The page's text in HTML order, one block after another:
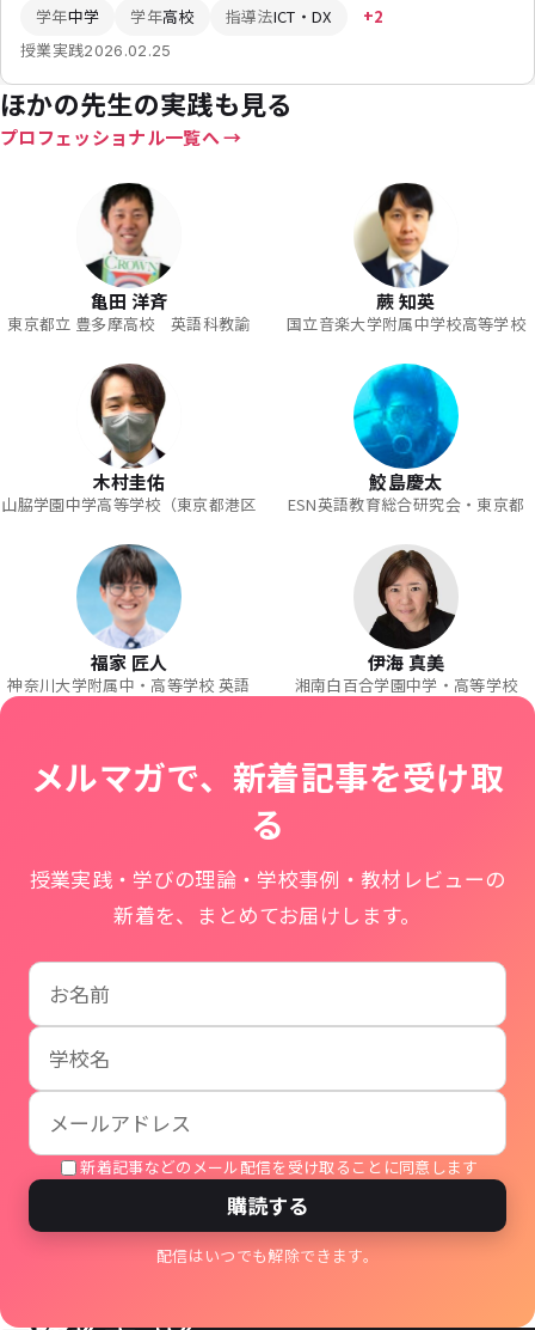
学年中学 学年高校 指導法ICT・DX +2
授業実践2026.02.25
ほかの先生の実践も見る
プロフェッショナル一覧へ
亀田 洋斉
東京都立 豊多摩高校 英語科教諭
蕨 知英
国立音楽大学附属中学校高等学校
木村圭佑
山脇学園中学高等学校（東京都港区
鮫島慶太
ESN英語教育総合研究会・東京都
福家 匠人
神奈川大学附属中・高等学校 英語
伊海 真美
湘南白百合学園中学・高等学校
メルマガで、新着記事を受け取
る
授業実践・学びの理論・学校事例・教材レビューの
新着を、まとめてお届けします。
お名前
学校名
メールアドレス
新着記事などのメール配信を受け取ることに同意します
購読する
配信はいつでも解除できます。